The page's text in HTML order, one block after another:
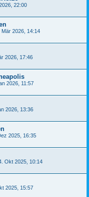
22:00
Mär 2026, 14:14
2026, 17:46
2026, 11:57
2026, 13:36
2025, 16:35
Okt 2025, 10:14
2025, 15:57